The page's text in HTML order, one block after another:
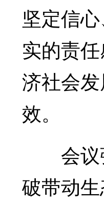
坚定信
实的责
济社会
效。
会议
破带动